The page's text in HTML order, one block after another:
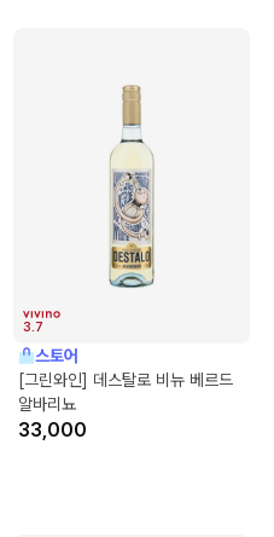
3.7
스토어
[그린와인] 데스탈로 비뉴 베르드
알바리뇨
33,000